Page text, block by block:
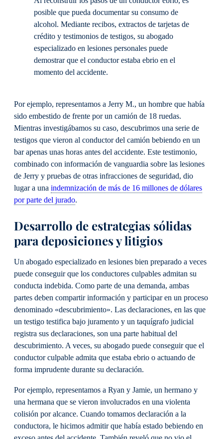
posible que pueda documentar su consumo de
alcohol. Mediante recibos, extractos de tarjetas de
crédito y testimonios de testigos, su abogado
especializado en lesiones personales puede
demostrar que el conductor estaba ebrio en el
momento del accidente.
Por ejemplo, representamos a Jerry M., un hombre que había
sido embestido de frente por un camión de 18 ruedas.
Mientras investigábamos su caso, descubrimos una serie de
testigos que vieron al conductor del camión bebiendo en un
bar apenas unas horas antes del accidente. Este testimonio,
combinado con información de vanguardia sobre las lesiones
de Jerry y pruebas de otras infracciones de seguridad, dio
lugar a una indemnización de más de 16 millones de dólares
por parte del jurado.
Desarrollo de estrategias sólidas
para deposiciones y litigios
Un abogado especializado en lesiones bien preparado a veces
puede conseguir que los conductores culpables admitan su
conducta indebida. Como parte de una demanda, ambas
partes deben compartir información y participar en un proceso
denominado «descubrimiento». Las declaraciones, en las que
un testigo testifica bajo juramento y un taquígrafo judicial
registra sus declaraciones, son una parte habitual del
descubrimiento. A veces, su abogado puede conseguir que el
conductor culpable admita que estaba ebrio o actuando de
forma imprudente durante su declaración.
Por ejemplo, representamos a Ryan y Jamie, un hermano y
una hermana que se vieron involucrados en una violenta
colisión por alcance. Cuando tomamos declaración a la
conductora, le hicimos admitir que había estado bebiendo en